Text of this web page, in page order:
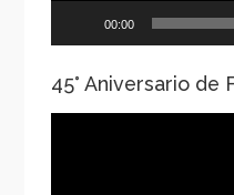
00:00
45° Aniversario de